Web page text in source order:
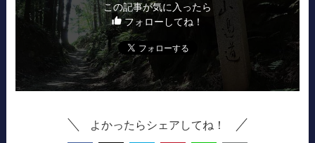
この記事が気に入ったら
フォローしてね！
よかったらシェアしてね！